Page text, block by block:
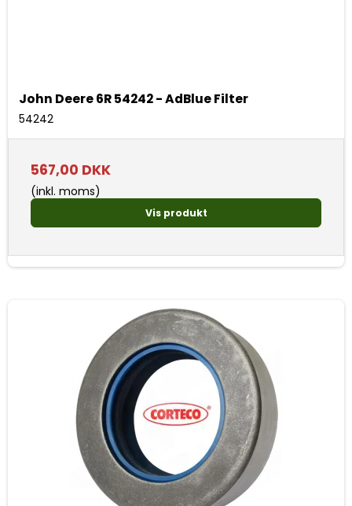
John Deere 6R 54242 - AdBlue Filter
54242
567,00 DKK
(inkl. moms)
Vis produkt